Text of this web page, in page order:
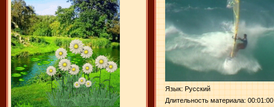
Язык: Русский
Длительность материала: 00:01:00